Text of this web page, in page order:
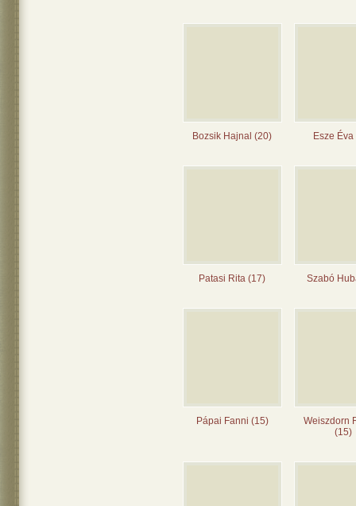
Bozsik Hajnal (20) Esze
Patasi Rita (17) Szabó
Pápai Fanni (15)
Weiszdorn
(15)